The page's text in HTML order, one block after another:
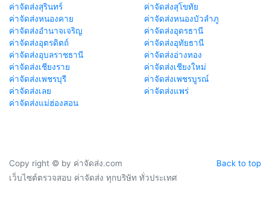
ค่าจัดส่งสุรินทร์
ค่าจัดส่งสุโขทัย
ค่าจัดส่งหนองคาย
ค่าจัดส่งหนองบัวลำภู
ค่าจัดส่งอำนาจเจริญ
ค่าจัดส่งอุดรธานี
ค่าจัดส่งอุตรดิตถ์
ค่าจัดส่งอุทัยธานี
ค่าจัดส่งอุบลราชธานี
ค่าจัดส่งอ่างทอง
ค่าจัดส่งเชียงราย
ค่าจัดส่งเชียงใหม่
ค่าจัดส่งเพชรบุรี
ค่าจัดส่งเพชรบูรณ์
ค่าจัดส่งเลย
ค่าจัดส่งแพร่
ค่าจัดส่งแม่ฮ่องสอน
Back to top
Copy right © by ค่าจัดส่ง.com
เว็บไซต์ตรวจสอบ ค่าจัดส่ง ทุกบริษัท ทั่วประเทศ